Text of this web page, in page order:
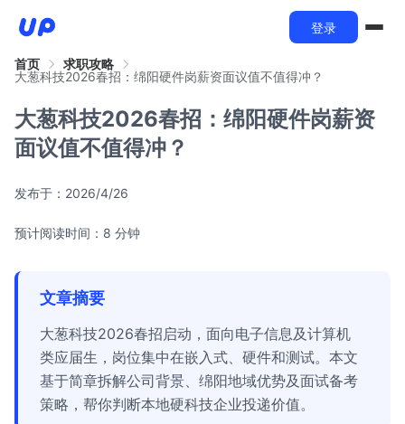
登录
首页
求职攻略
大葱科技2026春招：绵阳硬件岗薪资面议值不值得冲？
大葱科技2026春招：绵阳硬件岗薪资
面议值不值得冲？
发布于： 2026/4/26
预计阅读时间：8 分钟
文章摘要
大葱科技2026春招启动，面向电子信息及计算机
类应届生，岗位集中在嵌入式、硬件和测试。本文
基于简章拆解公司背景、绵阳地域优势及面试备考
策略，帮你判断本地硬科技企业投递价值。